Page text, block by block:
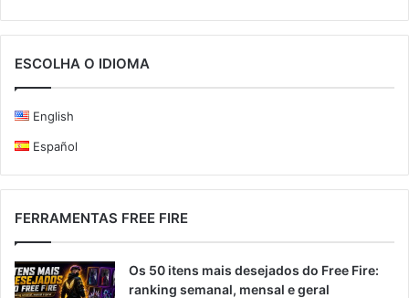
ESCOLHA O IDIOMA
English
Español
FERRAMENTAS FREE FIRE
Os 50 itens mais desejados do Free Fire:
ranking semanal, mensal e geral